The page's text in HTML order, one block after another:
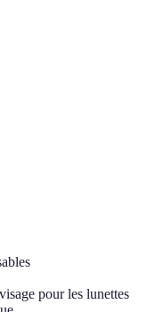
pour les lunettes